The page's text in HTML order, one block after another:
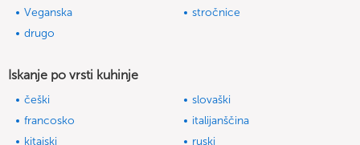
Veganska
stročnice
drugo
Iskanje po vrsti kuhinje
češki
slovaški
francosko
italijanščina
kitajski
ruski